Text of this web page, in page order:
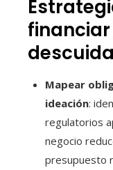
Mapear
ideación:
regulatorios
negocio
presupuesto